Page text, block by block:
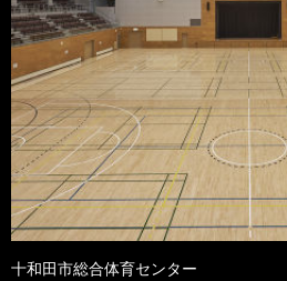
十和田市総合体育センター